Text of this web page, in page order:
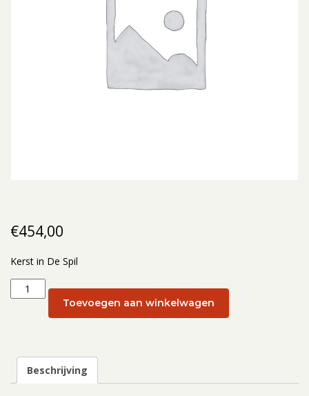
€454,00
Kerst in De Spil
Kerst
in
De
Toevoegen aan winkelwagen
Beschrijving